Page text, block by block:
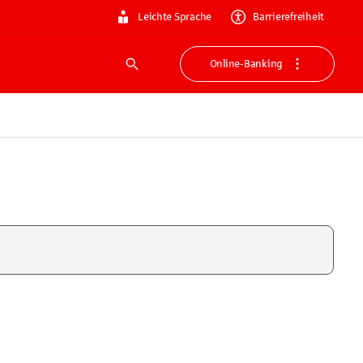
Leichte Sprache Barrierefreiheit
Suche
Online-Banking